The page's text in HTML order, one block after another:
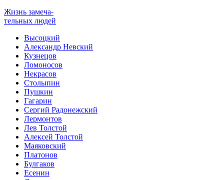
Жизнь замеча-
тельных людей
Высоцкий
Александр Невский
Кузнецов
Ломоносов
Некрасов
Столыпин
Пушкин
Гагарин
Сергий Радонежский
Лермонтов
Лев Толстой
Алексей Толстой
Маяковский
Платонов
Булгаков
Есенин